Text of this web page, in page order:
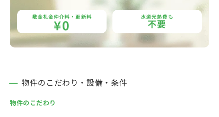
敷金礼金仲介料・更新料
¥0 水道光熱費も
不要
物件のこだわり・設備・条件
物件のこだわり